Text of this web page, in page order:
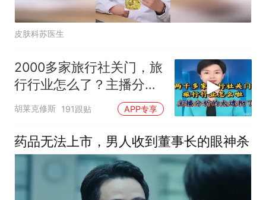
皮肤科苏医生
2000多家旅行社关门，旅
行行业怎么了？主播分析
的太透彻了
胡莱克修斯 191跟贴 APP专享
药品无法上市，男人收到董事长的眼神杀